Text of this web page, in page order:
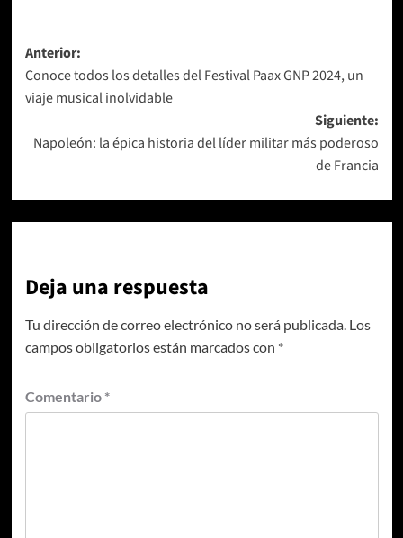
Navegación
de
entradas
Anterior:
Conoce todos los detalles del Festival Paax GNP 2024, un
viaje musical inolvidable
Siguiente:
Napoleón: la épica historia del líder militar más poderoso
de Francia
Deja una respuesta
Tu dirección de correo electrónico no será publicada. Los
campos obligatorios están marcados con *
Comentario *